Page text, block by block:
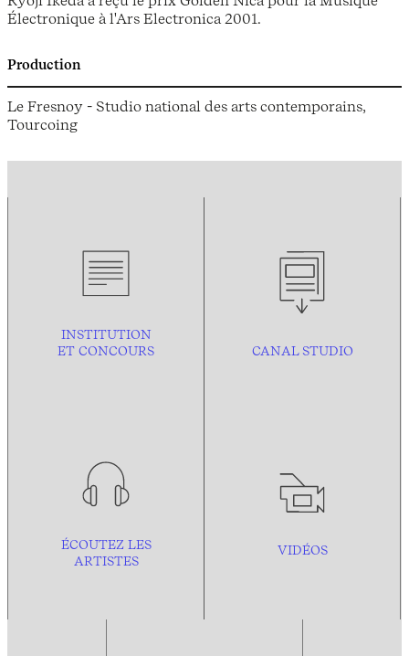
Électronique à l'Ars Electronica 2001.
Production
Le Fresnoy - Studio national des arts contemporains,
Tourcoing
INSTITUTION
ET CONCOURS
CANAL STUDIO
ÉCOUTEZ LES
ARTISTES
VIDÉOS